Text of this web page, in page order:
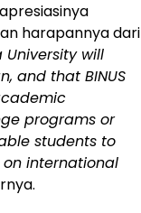
harapannya dari
will
and that BINUS
programs or
students to
international